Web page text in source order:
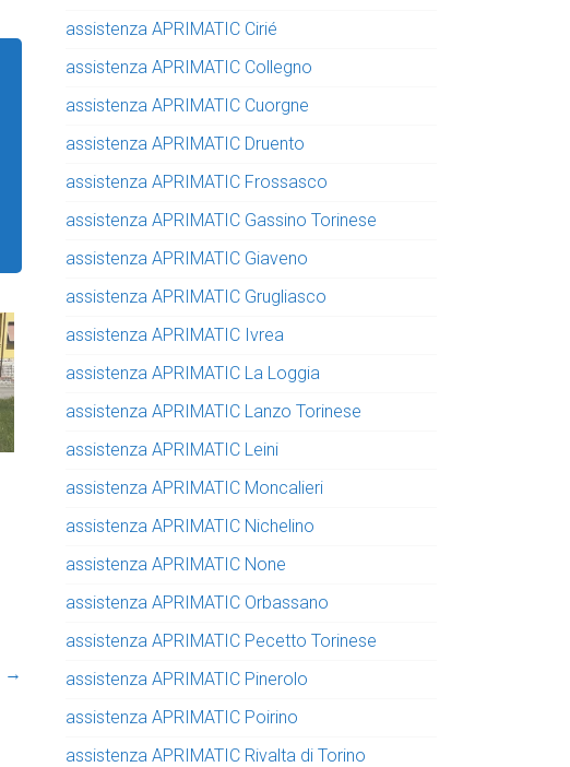
→
assistenza APRIMATIC Cirié
assistenza APRIMATIC Collegno
assistenza APRIMATIC Cuorgne
assistenza APRIMATIC Druento
assistenza APRIMATIC Frossasco
assistenza APRIMATIC Gassino Torinese
assistenza APRIMATIC Giaveno
assistenza APRIMATIC Grugliasco
assistenza APRIMATIC Ivrea
assistenza APRIMATIC La Loggia
assistenza APRIMATIC Lanzo Torinese
assistenza APRIMATIC Leini
assistenza APRIMATIC Moncalieri
assistenza APRIMATIC Nichelino
assistenza APRIMATIC None
assistenza APRIMATIC Orbassano
assistenza APRIMATIC Pecetto Torinese
assistenza APRIMATIC Pinerolo
assistenza APRIMATIC Poirino
assistenza APRIMATIC Rivalta di Torino